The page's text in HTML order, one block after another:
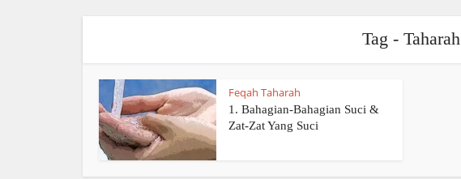
Tag - Taharah
Feqah Taharah
1. Bahagian-Bahagian Suci &
Zat-Zat Yang Suci